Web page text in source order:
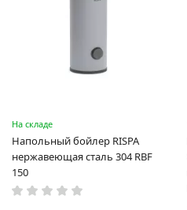
На складе
Напольный бойлер RISPA
нержавеющая сталь 304 RBF
150